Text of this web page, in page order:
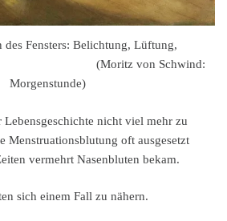
Fensters: Belichtung, Lüftung,
von Schwind:
Morgenstunde)
nicht viel mehr zu
Menstruationsblutung oft ausgesetzt
vermehrt Nasenbluten bekam.
sich einem Fall zu nähern.